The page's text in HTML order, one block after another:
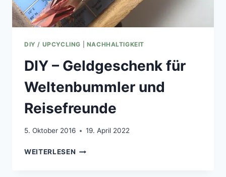
DIY / UPCYCLING NACHHALTIGKEIT
DIY – Geldgeschenk für
Weltenbummler und
Reisefreunde
5. Oktober 2016 19. April 2022
WEITERLESEN DIY